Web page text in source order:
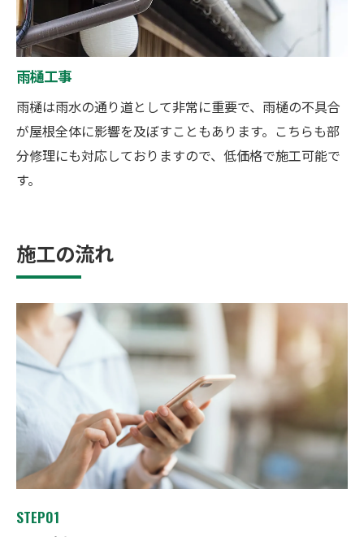
雨樋工事
雨樋は雨水の通り道として非常に重要で、雨樋の不具合
が屋根全体に影響を及ぼすこともあります。こちらも部
分修理にも対応しておりますので、低価格で施工可能で
す。
施工の流れ
STEP01